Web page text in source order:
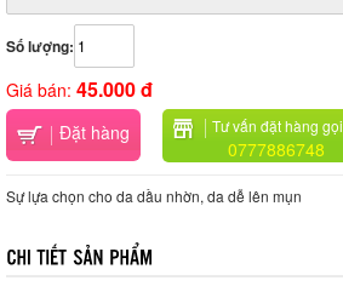
Số lượng:
Giá bán: 45.000 đ
Đặt hàng Tư vấn đặt hàng gọi
0777886748
Sự lựa chọn cho da dầu nhờn, da dễ lên mụn